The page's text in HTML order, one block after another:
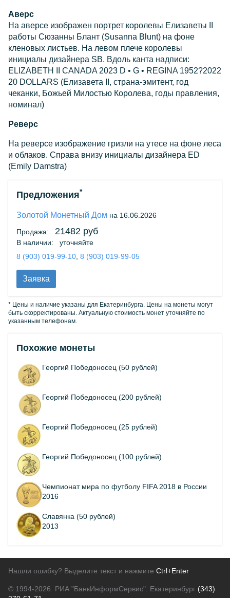
Аверс
На аверсе изображен портрет королевы Елизаветы II
работы Сюзанны Блант (Susanna Blunt) на фоне
кленовых листьев. На левом плече королевы
инициалы дизайнера SB. Вдоль канта надписи:
ELIZABETH II CANADA 2023 D • G • REGINA 1952?2022
20 DOLLARS (Елизавета II, страна-эмитент, год
чеканки, Божьей Милостью Королева, годы правления,
номинал)
Реверс
На реверсе изображение гризли на утесе на фоне леса
и облаков. Справа внизу инициалы дизайнера ED
(Emily Damstra)
Предложения*
Золотой Монетный Дом на 16.06.2026
Продажа:
21482 руб
В наличии:
уточняйте
8 (903) 019-99-10, 8 (903) 019-99-05
Заявка
* Цены и наличие указаны для Екатеринбурга. Цены на монеты могут
быть скорректированы. Актуальную стоимость монет уточняйте по
указанным телефонам.
Похожие монеты
Георгий Победоносец (50 рублей)
Георгий Победоносец (200 рублей)
Георгий Победоносец (25 рублей)
Георгий Победоносец (100 рублей)
Чемпионат мира по футболу FIFA 2018 в России
2016
Славянка (50 рублей)
2013
Нашли ошибку? Выделите текст и нажмите Ctrl+Enter
© 1994-2026. РИА "БанкИнформСервис". Екатеринбург (343)